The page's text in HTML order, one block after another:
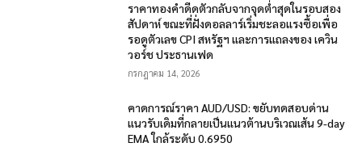
ราคาทองคำดีดตัวกลับจากจุดต่ำสุดในรอบสอง
สัปดาห์ ขณะที่ฝั่งดอลลาร์เริ่มชะลอแรงซื้อเพื่อ
รอดูตัวเลข CPI สหรัฐฯ และการแถลงของ เควิน
วอร์ช ประธานเฟด
กรกฎาคม 14, 2026
คาดการณ์ราคา AUD/USD: ขยับทดสอบด่าน
แนวรับเดิมที่กลายเป็นแนวต้านบริเวณเส้น 9-day
EMA ใกล้ระดับ 0.6950